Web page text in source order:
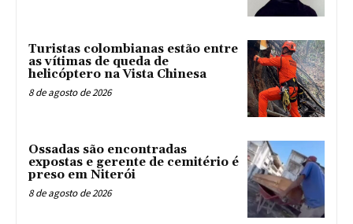
Turistas colombianas estão entre
as vítimas de queda de
helicóptero na Vista Chinesa
8 de agosto de 2026
Ossadas são encontradas
expostas e gerente de cemitério é
preso em Niterói
8 de agosto de 2026